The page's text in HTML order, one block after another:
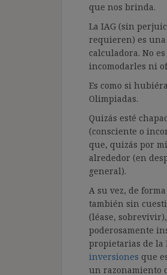
que nos brinda.
La IAG (sin
requieren) es
calculadora. No
incomodarles ni
Es como si
Olimpiadas.
Quizás esté
(consciente o
que, quizás por
alrededor (en
general).
A su vez, de
también sin
(léase,
poderosamente
propietarias de la
inversiones que
un razonamiento